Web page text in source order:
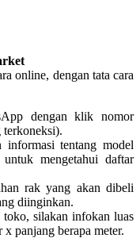
online, dengan tata cara
dengan klik nomor
terkoneksi).
informasi tentang model
mengetahui daftar
rak yang akan dibeli
diinginkan.
silakan infokan luas
panjang berapa meter.